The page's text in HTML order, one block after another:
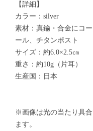
【詳細】
カラー：silver
素材：真鍮・合金にコ
ール、チタンポスト
サイズ：約6.0×2.5㎝
重さ：約10g（片耳）
生産国：日本
※画像は光の当たり具
ます。